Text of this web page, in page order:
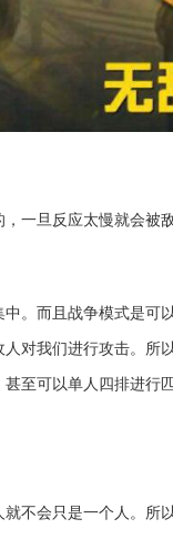
一旦反应太慢就会
。而且战争模式是
对我们进行攻击。
至可以单人四排进
不会只是一个人。